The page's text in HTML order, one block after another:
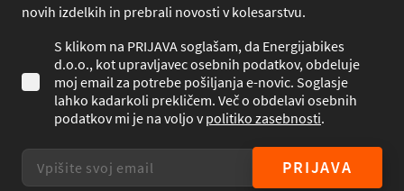
novih izdelkih in prebrali novosti v kolesarstvu.
S klikom na PRIJAVA soglašam, da Energijabikes
d.o.o., kot upravljavec osebnih podatkov, obdeluje
moj email za potrebe pošiljanja e-novic. Soglasje
lahko kadarkoli prekličem. Več o obdelavi osebnih
podatkov mi je na voljo vpolitiko zasebnosti.
PRIJAVA